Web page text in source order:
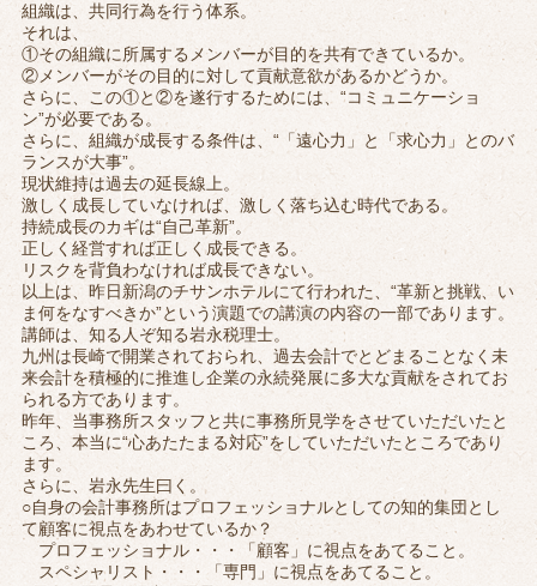
組織は、共同行為を行う体系。
それは、
①その組織に所属するメンバーが目的を共有できているか。
②メンバーがその目的に対して貢献意欲があるかどうか。
さらに、この①と②を遂行するためには、“コミュニケーショ
ン”が必要である。
さらに、組織が成長する条件は、“「遠心力」と「求心力」とのバ
ランスが大事”。
現状維持は過去の延長線上。
激しく成長していなければ、激しく落ち込む時代である。
持続成長のカギは“自己革新”。
正しく経営すれば正しく成長できる。
リスクを背負わなければ成長できない。
以上は、昨日新潟のチサンホテルにて行われた、“革新と挑戦、い
ま何をなすべきか”という演題での講演の内容の一部であります。
講師は、知る人ぞ知る岩永税理士。
九州は長崎で開業されておられ、過去会計でとどまることなく未
来会計を積極的に推進し企業の永続発展に多大な貢献をされてお
られる方であります。
昨年、当事務所スタッフと共に事務所見学をさせていただいたと
ころ、本当に“心あたたまる対応”をしていただいたところであり
ます。
さらに、岩永先生曰く。
○自身の会計事務所はプロフェッショナルとしての知的集団とし
て顧客に視点をあわせているか？
プロフェッショナル・・・「顧客」に視点をあてること。
スペシャリスト・・・「専門」に視点をあてること。